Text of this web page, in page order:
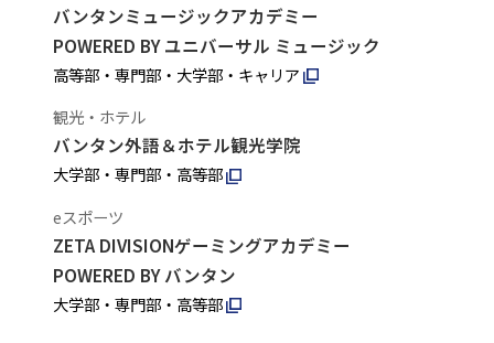
バンタンミュージックアカデミー
POWERED BY ユニバーサル ミュージック
高等部・専門部・大学部・キャリア
観光・ホテル
バンタン外語＆ホテル観光学院
大学部・専門部・高等部
eスポーツ
ZETA DIVISIONゲーミングアカデミー
POWERED BY バンタン
大学部・専門部・高等部